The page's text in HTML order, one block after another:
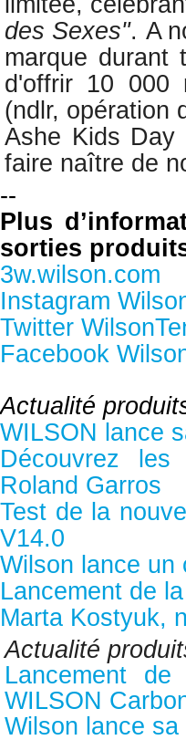
des Sexes". A
marque durant
d'offrir 10 000
(ndlr, opération
Ashe Kids Day
faire naître de
--
Plus
sorties
3w.wilson.com
Instagram
Twitter
Facebook
Actualité
WILSON lance
Découvrez
Roland Garros
Test de la
V14.0
Wilson lance un
Lancement de
Marta Kostyuk,
Actualité
Lancement
WILSON
Wilson lance